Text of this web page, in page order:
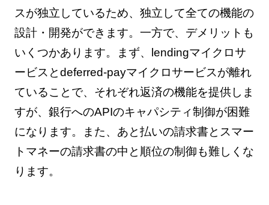
スが独立しているため、独立して全ての機能の
設計・開発ができます。一方で、デメリットも
いくつかあります。まず、lendingマイクロサ
ービスとdeferred-payマイクロサービスが離れ
ていることで、それぞれ返済の機能を提供しま
すが、銀行へのAPIのキャパシティ制御が困難
になります。また、あと払いの請求書とスマー
トマネーの請求書の中と順位の制御も難しくな
ります。